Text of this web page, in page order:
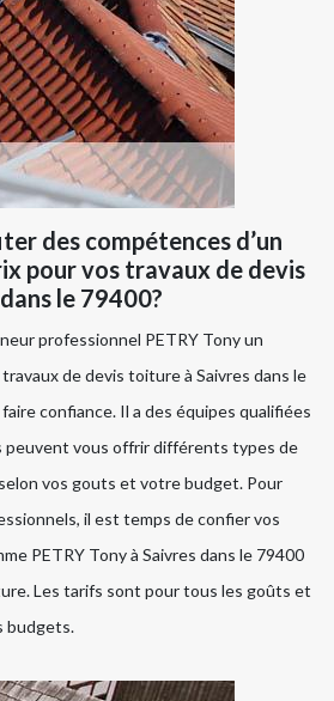
des compétences d’un
pour vos travaux de devis
le 79400?
professionnel PETRY Tony un
de devis toiture à Saivres dans le
confiance. Il a des équipes qualifiées
peuvent vous offrir différents types de
vos gouts et votre budget. Pour
il est temps de confier vos
PETRY Tony à Saivres dans le 79400
Les tarifs sont pour tous les goûts et
budgets.